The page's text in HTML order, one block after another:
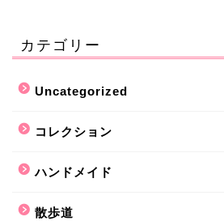
カテゴリー
Uncategorized
コレクション
ハンドメイド
散歩道